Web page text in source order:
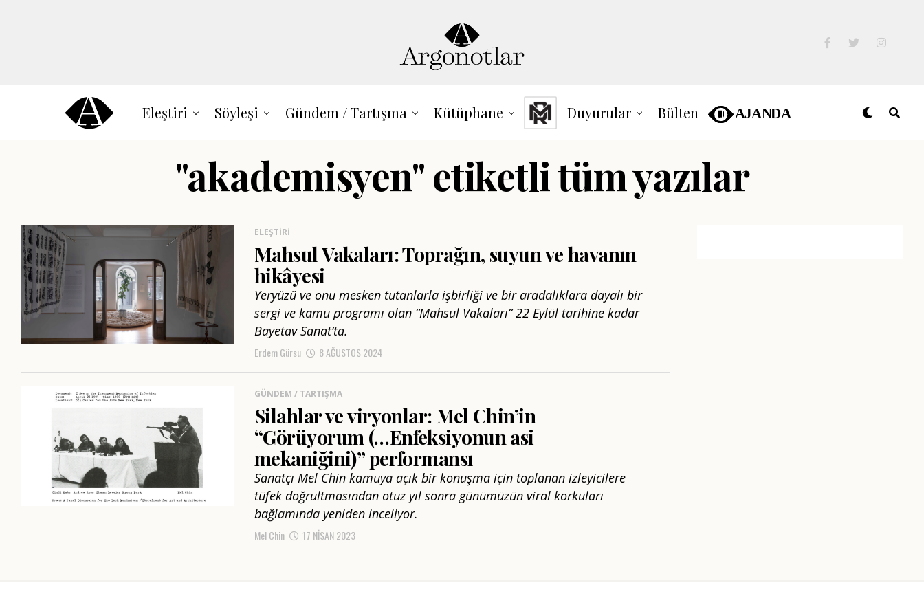
Eleştiri Söyleşi Gündem / Tartışma Kütüphane Duyurular Bülten
"akademisyen" etiketli tüm yazılar
ELEŞTIRI
Mahsul Vakaları: Toprağın, suyun ve havanın
hikâyesi
Yeryüzü ve onu mesken tutanlarla işbirliği ve bir aradalıklara dayalı bir
sergi ve kamu programı olan “Mahsul Vakaları” 22 Eylül tarihine kadar
Bayetav Sanat’ta.
Erdem Gürsu 8 AĞUSTOS 2024
GÜNDEM / TARTIŞMA
Silahlar ve viryonlar: Mel Chin’in
“Görüyorum (…Enfeksiyonun asi
mekaniğini)” performansı
Sanatçı Mel Chin kamuya açık bir konuşma için toplanan izleyicilere
tüfek doğrultmasından otuz yıl sonra günümüzün viral korkuları
bağlamında yeniden inceliyor.
Mel Chin 17 NISAN 2023